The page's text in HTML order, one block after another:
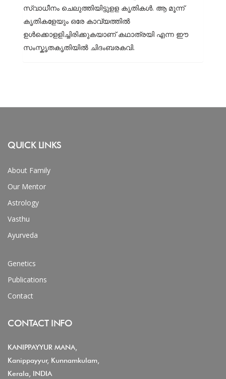
സ്വാധീനം ചെലുത്തിയിട്ടുളള കൃതികള്‍. ആ മൂന്ന്
കൃതികളേയും ഒരേ കാവ്യത്തില്‍
ഉള്‍ക്കൊളളിച്ചിരിക്കുകയാണ് കഥാത്രയി എന്ന ഈ
സംസ്കൃതകൃതിയില്‍ ചിദംബരകവി.
QUICK LINKS
About Family
Our Mentor
Astrology
Vasthu
Ayurveda
Genetics
Publications
Contact
CONTACT INFO
KANIPPAYYUR MANA,
Kanippayyur, Kunnamkulam,
Kerala, INDIA